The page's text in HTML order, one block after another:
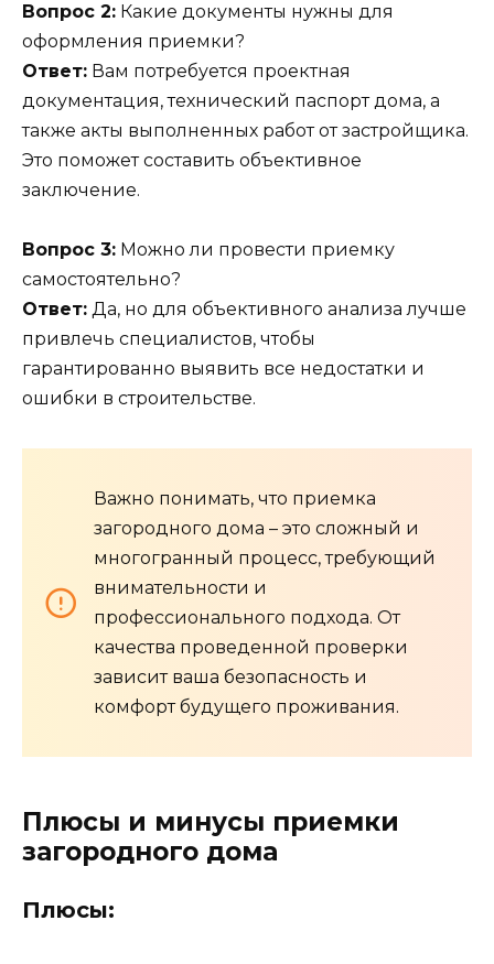
Вопрос 2: Какие документы нужны для
оформления приемки?
Ответ: Вам потребуется проектная
документация, технический паспорт дома, а
также акты выполненных работ от застройщика.
Это поможет составить объективное
заключение.
Вопрос 3: Можно ли провести приемку
самостоятельно?
Ответ: Да, но для объективного анализа лучше
привлечь специалистов, чтобы
гарантированно выявить все недостатки и
ошибки в строительстве.
Важно понимать, что приемка
загородного дома – это сложный и
многогранный процесс, требующий
внимательности и
профессионального подхода. От
качества проведенной проверки
зависит ваша безопасность и
комфорт будущего проживания.
Плюсы и минусы приемки
загородного дома
Плюсы: